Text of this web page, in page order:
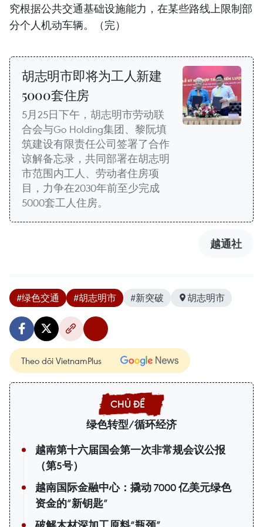
究根据公共交通基础设施能力，在某些路线上限制部
分个人机动车辆。（完）
胡志明市即将为工人新建
5000套住房
5月25日下午，胡志明市劳动联
合会与Go Holding集团、黎阮填
筑建设有限责任公司签署了合作
谅解备忘录，共同部署在胡志明
市范围内工人、劳动者住房项
目，力争在2030年前至少完成
5000套工人住房。
越通社
#绿色交通 #胡志明市 #新突破 胡志明市
Theo dõi VietnamPlus
绿色转型/循环经济
越南第十六届国会第一次非常规会议公报
（第5号）
越南国际金融中心：撬动 7000 亿美元绿色
资金的“新钥匙”